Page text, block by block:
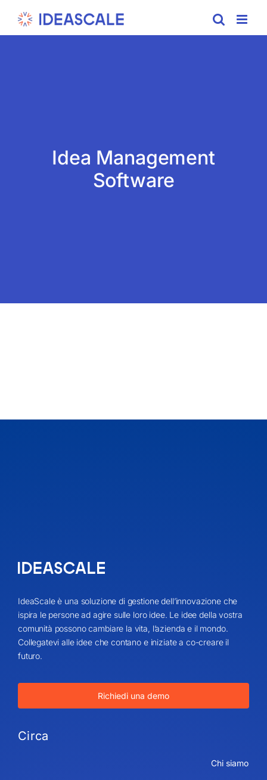
Idea Management
Software
IdeaScale è una soluzione di gestione dell’innovazione che
ispira le persone ad agire sulle loro idee. Le idee della vostra
comunità possono cambiare la vita, l’azienda e il mondo.
Collegatevi alle idee che contano e iniziate a co-creare il
futuro.
Richiedi una demo
Circa
Chi siamo